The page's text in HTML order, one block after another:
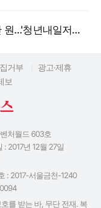
월 10만 원 저축 시 3년 뒤 1440만 원…'청년내일저축계좌' 신규 모집
거부
광고·제휴
보
처월드 603호
: 2017년 12월 27일
: 2017-서울금천-1240
를 받는 바, 무단 전재. 복